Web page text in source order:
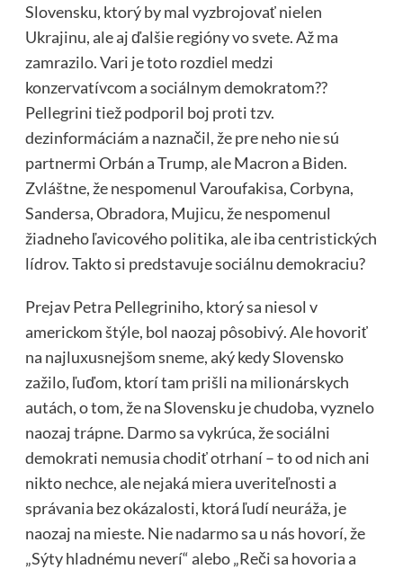
Slovensku, ktorý by mal vyzbrojovať nielen
Ukrajinu, ale aj ďalšie regióny vo svete. Až ma
zamrazilo. Vari je toto rozdiel medzi
konzervatívcom a sociálnym demokratom??
Pellegrini tiež podporil boj proti tzv.
dezinformáciám a naznačil, že pre neho nie sú
partnermi Orbán a Trump, ale Macron a Biden.
Zvláštne, že nespomenul Varoufakisa, Corbyna,
Sandersa, Obradora, Mujicu, že nespomenul
žiadneho ľavicového politika, ale iba centristických
lídrov. Takto si predstavuje sociálnu demokraciu?
Prejav Petra Pellegriniho, ktorý sa niesol v
americkom štýle, bol naozaj pôsobivý. Ale hovoriť
na najluxusnejšom sneme, aký kedy Slovensko
zažilo, ľuďom, ktorí tam prišli na milionárskych
autách, o tom, že na Slovensku je chudoba, vyznelo
naozaj trápne. Darmo sa vykrúca, že sociálni
demokrati nemusia chodiť otrhaní – to od nich ani
nikto nechce, ale nejaká miera uveriteľnosti a
správania bez okázalosti, ktorá ľudí neuráža, je
naozaj na mieste. Nie nadarmo sa u nás hovorí, že
„Sýty hladnému neverí“ alebo „Reči sa hovoria a